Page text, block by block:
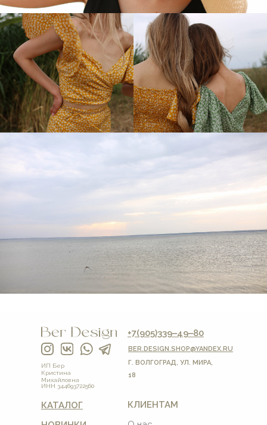
КЛИЕНТАМ
КАТАЛОГ
BER.DESIGN.SHOP@YANDEX.RU
Г. ВОЛГОГРАД, УЛ. МИРА,
18
+7(905)339‒49‒80
ИНН 344693722560
ИП Бер
Кристина
Михайловна